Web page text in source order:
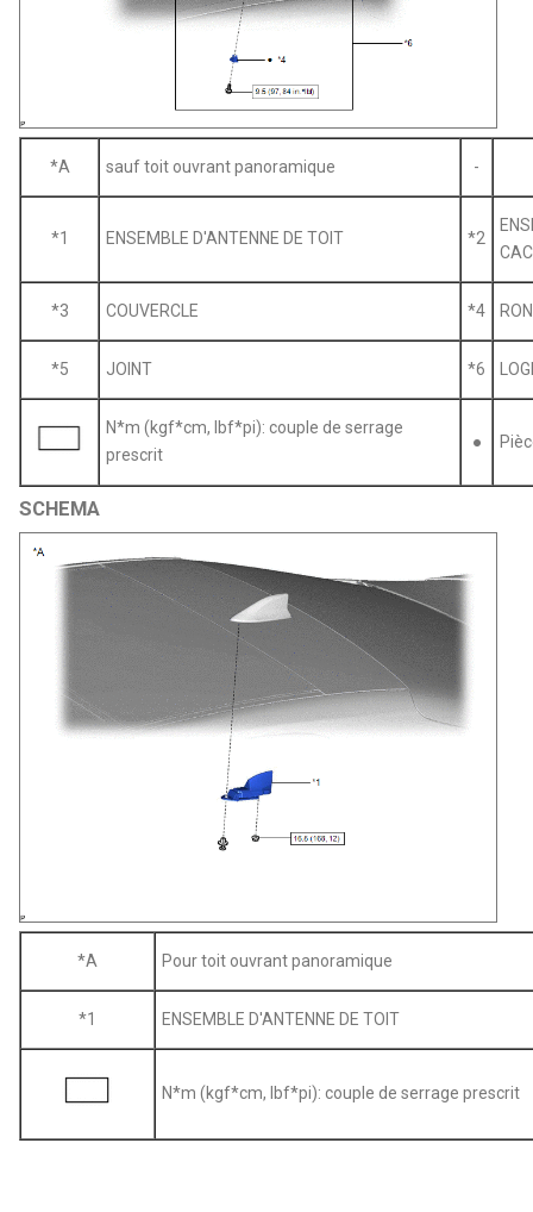
*A sauf toit ouvrant panoramique -
*1 ENSEMBLE D'ANTENNE DE TOIT *2
*3 COUVERCLE *4
*5 JOINT *6
N*m (kgf*cm, lbf*pi): couple de serrage
prescrit
●
SCHEMA
*A Pour toit ouvrant panoramique
*1 ENSEMBLE D'ANTENNE DE TOIT
N*m (kgf*cm, lbf*pi): couple de serrage prescrit